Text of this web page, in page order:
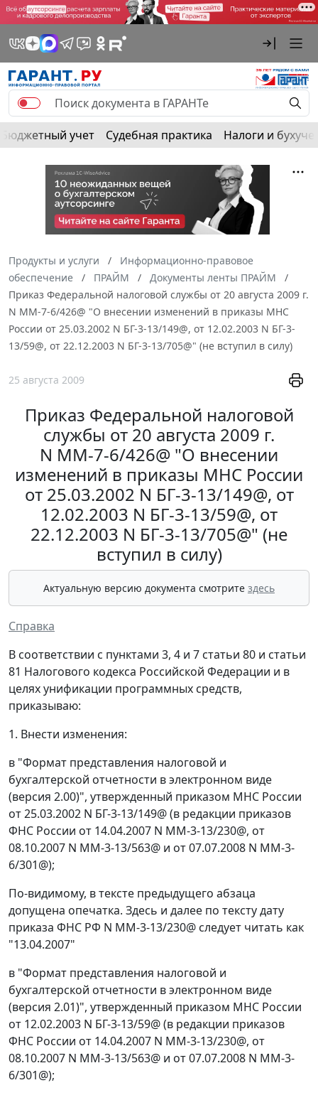
Бюджетный учет Судебная практика Налоги и
Продукты и услуги
Информационно-правовое
обеспечение
ПРАЙМ
Документы ленты ПРАЙМ
Приказ Федеральной налоговой службы от 20 августа 2009 г.
N ММ-7-6/426@ "О внесении изменений в приказы МНС
России от 25.03.2002 N БГ-3-13/149@, от 12.02.2003 N БГ-3-
13/59@, от 22.12.2003 N БГ-3-13/705@" (не вступил в силу)
25 августа 2009
Приказ Федеральной налоговой
службы от 20 августа 2009 г.
N ММ-7-6/426@ "О внесении
изменений в приказы МНС России
от 25.03.2002 N БГ-3-13/149@, от
12.02.2003 N БГ-3-13/59@, от
22.12.2003 N БГ-3-13/705@" (не
вступил в силу)
Актуальную версию документа смотрите здесь
Справка
В соответствии с пунктами 3, 4 и 7 статьи 80 и статьи
81 Налогового кодекса Российской Федерации и в
целях унификации программных средств,
приказываю:
1. Внести изменения:
в "Формат представления налоговой и
бухгалтерской отчетности в электронном виде
(версия 2.00)", утвержденный приказом МНС России
от 25.03.2002 N БГ-3-13/149@ (в редакции приказов
ФНС России от 14.04.2007 N ММ-3-13/230@, от
08.10.2007 N ММ-3-13/563@ и от 07.07.2008 N ММ-3-
6/301@);
По-видимому, в тексте предыдущего абзаца
допущена опечатка. Здесь и далее по тексту дату
приказа ФНС РФ N ММ-3-13/230@ следует читать как
"13.04.2007"
в "Формат представления налоговой и
бухгалтерской отчетности в электронном виде
(версия 2.01)", утвержденный приказом МНС России
от 12.02.2003 N БГ-3-13/59@ (в редакции приказов
ФНС России от 14.04.2007 N ММ-3-13/230@, от
08.10.2007 N ММ-3-13/563@ и от 07.07.2008 N ММ-3-
6/301@);